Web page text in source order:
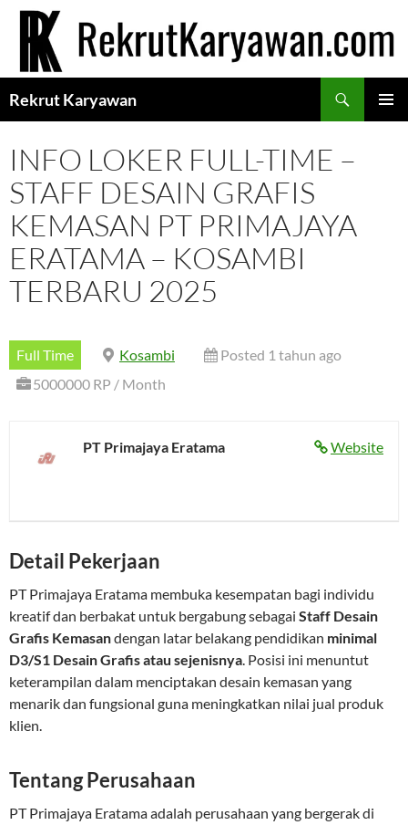
Langsung
Rekrut Karyawan
INFO LOKER FULL-TIME –
STAFF DESAIN GRAFIS
KEMASAN PT PRIMAJAYA
ERATAMA – KOSAMBI
TERBARU 2025
Full Time Kosambi
Posted 1 tahun ago
5000000 RP / Month
Website
PT Primajaya Eratama
Detail Pekerjaan
PT Primajaya Eratama membuka kesempatan bagi individu
kreatif dan berbakat untuk bergabung sebagai Staff Desain
Grafis Kemasandengan latar belakang pendidikan minimal
D3/S1 Desain Grafis atau sejenisnya. Posisi ini menuntut
keterampilan dalam menciptakan desain kemasan yang
menarik dan fungsional guna meningkatkan nilai jual produk
klien.
Tentang Perusahaan
PT Primajaya Eratama adalah perusahaan yang bergerak di